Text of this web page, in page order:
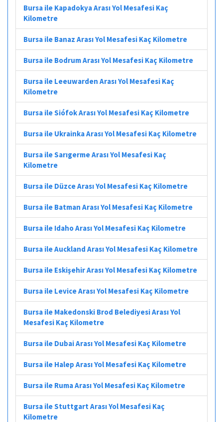
Bursa ile Kapadokya Arası Yol Mesafesi Kaç
Kilometre
Bursa ile Banaz Arası Yol Mesafesi Kaç Kilometre
Bursa ile Bodrum Arası Yol Mesafesi Kaç Kilometre
Bursa ile Leeuwarden Arası Yol Mesafesi Kaç
Kilometre
Bursa ile Siófok Arası Yol Mesafesi Kaç Kilometre
Bursa ile Ukrainka Arası Yol Mesafesi Kaç Kilometre
Bursa ile Sarıgerme Arası Yol Mesafesi Kaç
Kilometre
Bursa ile Düzce Arası Yol Mesafesi Kaç Kilometre
Bursa ile Batman Arası Yol Mesafesi Kaç Kilometre
Bursa ile Idaho Arası Yol Mesafesi Kaç Kilometre
Bursa ile Auckland Arası Yol Mesafesi Kaç Kilometre
Bursa ile Eskişehir Arası Yol Mesafesi Kaç Kilometre
Bursa ile Levice Arası Yol Mesafesi Kaç Kilometre
Bursa ile Makedonski Brod Belediyesi Arası Yol
Mesafesi Kaç Kilometre
Bursa ile Dubai Arası Yol Mesafesi Kaç Kilometre
Bursa ile Halep Arası Yol Mesafesi Kaç Kilometre
Bursa ile Ruma Arası Yol Mesafesi Kaç Kilometre
Bursa ile Stuttgart Arası Yol Mesafesi Kaç
Kilometre